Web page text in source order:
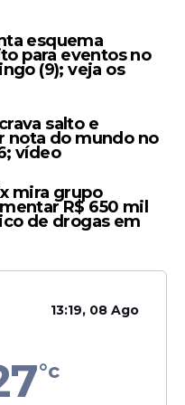
sexta-feira,
aprovou a
uma
ele diz que os
"silêncio
construir
com a gestão
esquema
para eventos no
(9); veja os
salto e
nota do mundo no
vídeo
mira grupo
R$ 650 mil
de drogas em
13:19, 08 Ago
°c